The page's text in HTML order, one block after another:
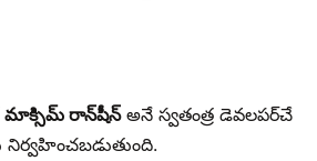
మాక్సిమ్ రాన్‌షీన్అనే స్వతంత్ర డెవలపర్‌చే